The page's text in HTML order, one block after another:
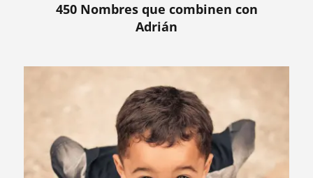
450 Nombres que combinen con
Adrián